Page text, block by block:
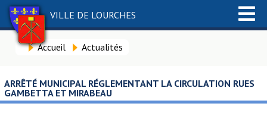
VILLE DE LOURCHES
Accueil Actualités
ARRÊTÉ MUNICIPAL RÉGLEMENTANT LA CIRCULATION RUES
GAMBETTA ET MIRABEAU